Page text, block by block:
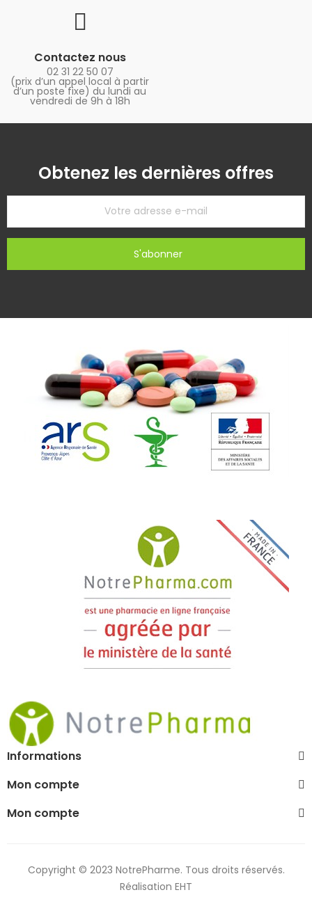
Contactez nous
02 31 22 50 07
(prix d’un appel local à partir
d’un poste fixe) du lundi au
vendredi de 9h à 18h
Obtenez les dernières offres
S'abonner
Informations
Mon compte
Mon compte
Copyright © 2023 NotrePharme. Tous droits réservés.
Réalisation EHT